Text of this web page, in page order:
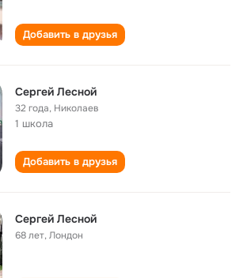
Добавить в друзья
Сергей Лесной
32 года, Николаев
1 школа
Добавить в друзья
Сергей Лесной
68 лет,Лондон